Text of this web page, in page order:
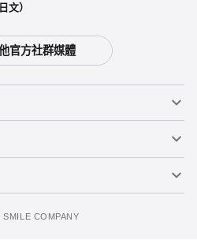
文）
官方社群媒體
COMPANY